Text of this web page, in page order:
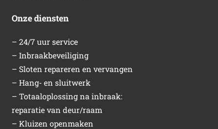
Onze diensten
– 24/7 uur service
– Inbraakbeveiliging
– Sloten repareren en vervangen
– Hang- en sluitwerk
– Totaaloplossing na inbraak:
reparatie van deur/raam
– Kluizen openmaken